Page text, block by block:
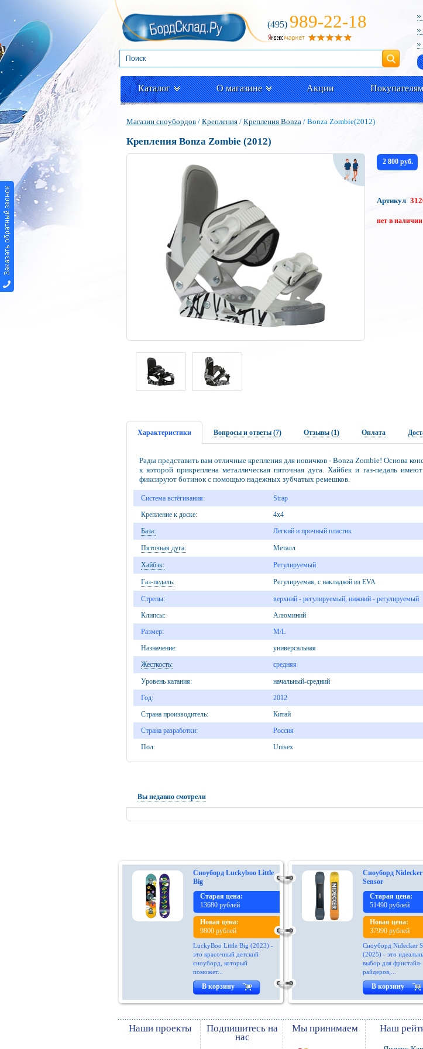
(495) 989-22-18
Поиск
Каталог О магазине Акции Покупателям
Магазин сноубордов/ Крепления/ Крепления Bonza/ Bonza Zombie(2012)
Крепления Bonza Zombie (2012)
2 800 руб.
Артикул:
нет в наличии
Характеристики Вопросы и ответы (7) Отзывы (1) Оплата
Рады представить вам отличные крепления для новичков - Bonza Zombie! Основа
к которой прикреплена металлическая пяточная дуга. Хайбек и газ-педаль
фиксируют ботинок с помощью надежных зубчатых ремешков.
Система встёгивания:
Strap
Крепление к доске:
4x4
База:
Легкий и прочный пластик
Пяточная дуга: Металл
Хайбэк: Регулируемый
Газ-педаль: Регулируемая, с накладкой из EVA
Стрепы:
верхний - регулируемый, нижний - регулируемый
Клипсы:
Алюминий
Размер:
M/L
Назначение:
универсальная
Жесткость:
средняя
Уровень катания:
начальный-средний
Год:
2012
Страна производитель:
Китай
Страна разработки:
Россия
Пол:
Unisex
Вы недавно смотрели
Сноуборд Luckyboo Little
Big
Старая цена:
13680 рублей
Новая цена:
9800 рублей
LuckyBoo Little Big (2023) -
это красочный детский
сноуборд, который
поможет...
В корзину
Сноуборд Nidecker
Sensor
Старая цена:
51490 рублей
Новая цена:
37990 рублей
Сноуборд Nidecker
(2025) - это
выбор для фристайл-
райдеров,...
В корзину
Наши проекты Подпишитесь на
нас
Мы принимаем Наш